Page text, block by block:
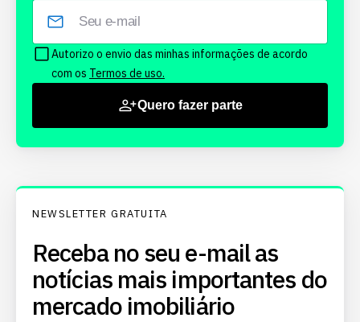
Autorizo o envio das minhas informações de acordo
com os Termos de uso.
Quero fazer parte
NEWSLETTER GRATUITA
Receba no seu e-mail as
notícias mais importantes do
mercado imobiliário